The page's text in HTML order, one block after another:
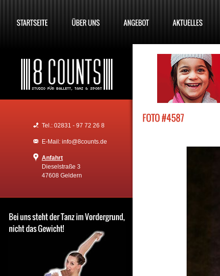
Tel.: 02831 - 97 72 26 8
E-Mail: info@8counts.de
Anfahrt
Dieselstraße 3
47608 Geldern